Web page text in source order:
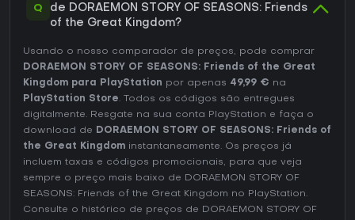
Q
de DORAEMON STORY OF SEASONS: Friends
of the Great Kingdom?
Usando o nosso comparador de preços, pode comprar
DORAEMON STORY OF SEASONS: Friends of the Great
Kingdom para PlayStation por apenas 49,99 € na
PlayStation Store. Todos os códigos são entregues
digitalmente. Resgate na sua conta PlayStation e faça o
download de DORAEMON STORY OF SEASONS: Friends of
the Great Kingdom instantaneamente. Os preços já
incluem taxas e códigos promocionais, para que veja
sempre o preço mais baixo de DORAEMON STORY OF
SEASONS: Friends of the Great Kingdom no PlayStation.
Consulte o histórico de preços de DORAEMON STORY OF